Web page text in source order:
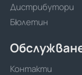
Дистрибутори
Бюлетин
Контакти